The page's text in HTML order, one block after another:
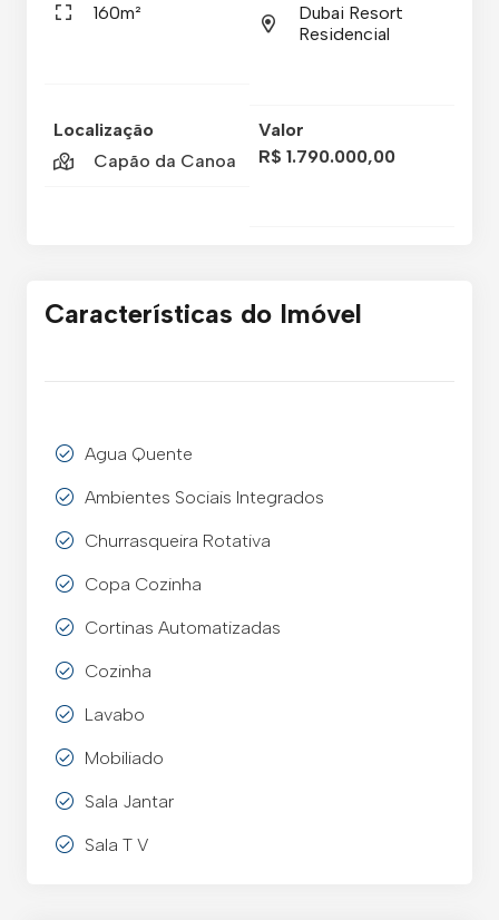
160m²
Dubai Resort
Residencial
Localização
Capão da Canoa
Valor
R$ 1.790.000,00
Características do Imóvel
Agua Quente
Ambientes Sociais Integrados
Churrasqueira Rotativa
Copa Cozinha
Cortinas Automatizadas
Cozinha
Lavabo
Mobiliado
Sala Jantar
Sala T V